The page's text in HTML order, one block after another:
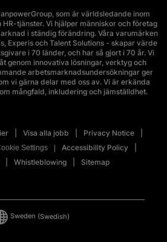
som är världsledande inom
tjänster. Vi hjälper människor och företag
i ständig förändring. Våra varumärken
Experis och Talent Solutions - skapar värde
i 70 länder, och har så gjort i 70 år. Vi
genom innovativa lösningar, verktyg och
arbetsmarknadsundersökningar ger
vi gärna delar med oss av. Vi är erkända
mångfald, inkludering och jämställdhet.
Visa alla jobb
Privacy Notice
Settings
Accessibility Policy
Whistleblowing Sitemap
Sweden (Swedish)